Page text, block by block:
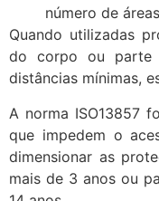
número de
Quando utilizadas
do corpo ou parte
distâncias mínimas,
A norma ISO13857
que impedem o
dimensionar as
mais de 3 anos ou